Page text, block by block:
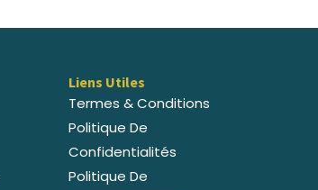
Liens Utiles
Termes & Conditions
Politique De
Confidentialités
Politique De